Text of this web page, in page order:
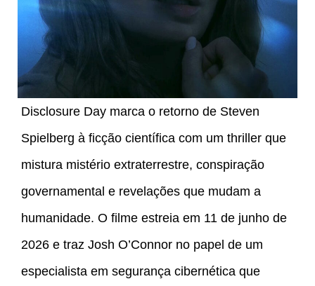
Disclosure Day marca o retorno de Steven
Spielberg à ficção científica com um thriller que
mistura mistério extraterrestre, conspiração
governamental e revelações que mudam a
humanidade. O filme estreia em 11 de junho de
2026 e traz Josh O’Connor no papel de um
especialista em segurança cibernética que